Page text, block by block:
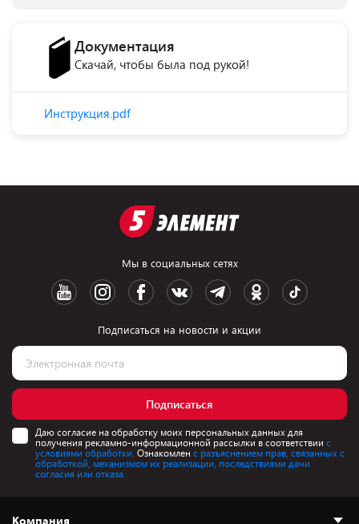
Документация
Скачай, чтобы была под рукой!
Инструкция.pdf
Мы в социальных сетях
Подписаться на новости и акции
Подписаться
Даю согласие на обработку моих персональных данных для
получения рекламно-информационной рассылки в соответствии с
условиями обработки. Ознакомлен с разъяснением прав, связанных с
обработкой, механизмом их реализации, последствиями дачи
согласия или отказа.
Компания